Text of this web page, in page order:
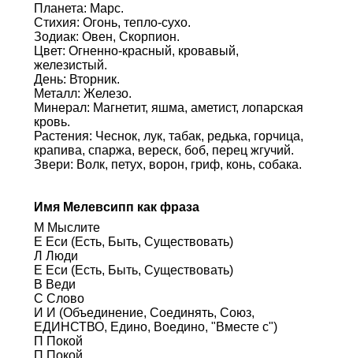
Планета: Марс.
Стихия: Огонь, тепло-сухо.
Зодиак: Овен, Скорпион.
Цвет: Огненно-красный, кровавый,
железистый.
День: Вторник.
Металл: Железо.
Минерал: Магнетит, яшма, аметист, лопарская
кровь.
Растения: Чеснок, лук, табак, редька, горчица,
крапива, спаржа, вереск, боб, перец жгучий.
Звери: Волк, петух, ворон, гриф, конь, собака.
Имя Мелевсипп как фраза
М Мыслите
Е Еси (Есть, Быть, Существовать)
Л Люди
Е Еси (Есть, Быть, Существовать)
В Веди
С Слово
И И (Объединение, Соединять, Союз,
ЕДИНСТВО, Едино, Воедино, "Вместе с")
П Покой
П Покой